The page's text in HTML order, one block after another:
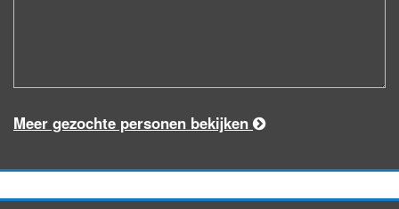
Meer gezochte personen bekijken